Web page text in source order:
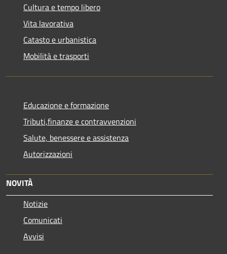
Cultura e tempo libero
Vita lavorativa
Catasto e urbanistica
Mobilità e trasporti
Educazione e formazione
Tributi,finanze e contravvenzioni
Salute, benessere e assistenza
Autorizzazioni
NOVITÀ
Notizie
Comunicati
Avvisi